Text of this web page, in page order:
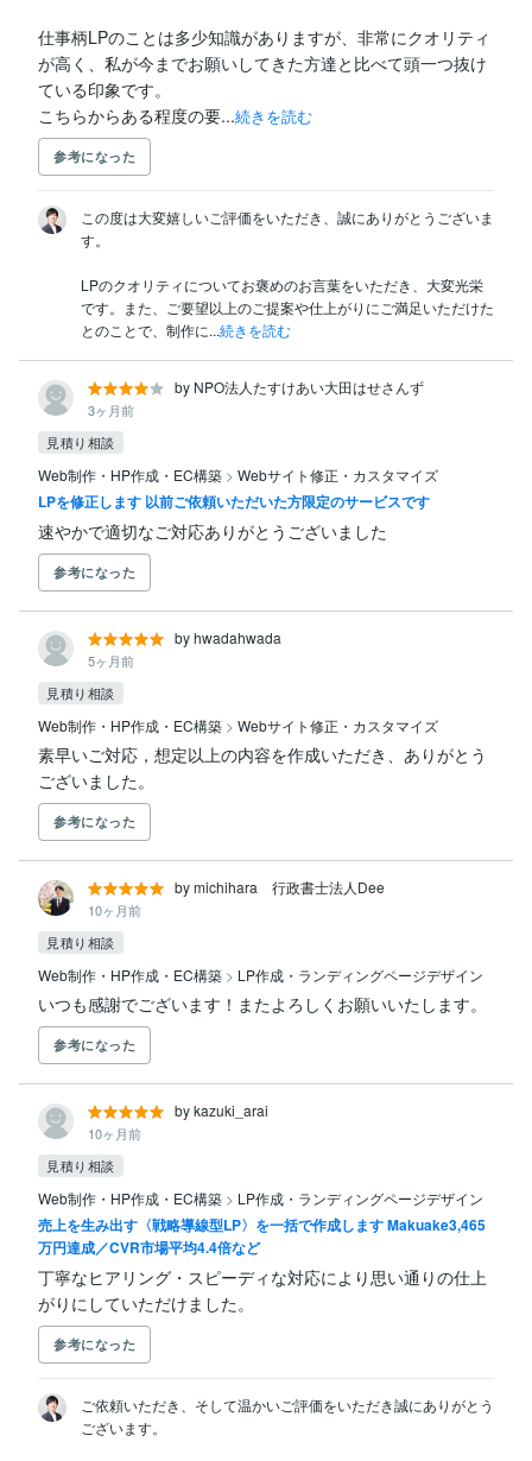
仕事柄LPのことは多少知識がありますが、非常にクオリティ
が高く、私が今までお願いしてきた方達と比べて頭一つ抜け
ている印象です。
こちらからある程度の要...続きを読む
参考になった
この度は大変嬉しいご評価をいただき、誠にありがとうございま
す。
LPのクオリティについてお褒めのお言葉をいただき、大変光栄
です。また、ご要望以上のご提案や仕上がりにご満足いただけた
とのことで、制作に...続きを読む
by NPO法人たすけあい大田はせさんず
3ヶ月前
見積り相談
Web制作・HP作成・EC構築 > Webサイト修正・カスタマイズ
LPを修正します 以前ご依頼いただいた方限定のサービスです
速やかで適切なご対応ありがとうございました
参考になった
by hwadahwada
5ヶ月前
見積り相談
Web制作・HP作成・EC構築 > Webサイト修正・カスタマイズ
素早いご対応，想定以上の内容を作成いただき、ありがとう
ございました。
参考になった
by michihara 行政書士法人Dee
10ヶ月前
見積り相談
Web制作・HP作成・EC構築 > LP作成・ランディングページデザイン
いつも感謝でございます！またよろしくお願いいたします。
参考になった
by kazuki_arai
10ヶ月前
見積り相談
Web制作・HP作成・EC構築 > LP作成・ランディングページデザイン
売上を生み出す〈戦略導線型LP〉を一括で作成します Makuake3,465
万円達成／CVR市場平均4.4倍など
丁寧なヒアリング・スピーディな対応により思い通りの仕上
がりにしていただけました。
参考になった
ご依頼いただき、そして温かいご評価をいただき誠にありがとう
ございます。